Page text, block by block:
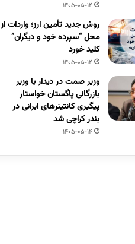
1405-05-14
روش جدید تأمین ارز؛ واردات از
محل “سپرده خود و دیگران”
کلید خورد
1405-05-14
وزیر صمت در دیدار با وزیر
بازرگانی پاگستان خواستار
پیگیری کانتینرهای ایرانی در
بندر کراچی شد
1405-05-14